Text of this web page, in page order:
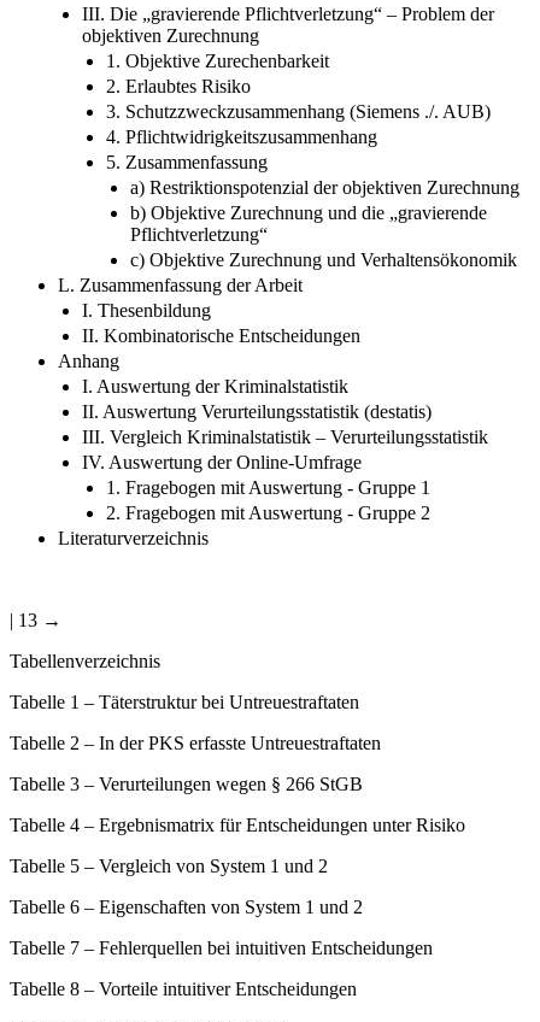
III. Die „gravierende Pflichtverletzung“ – Problem der
objektiven Zurechnung
1. Objektive Zurechenbarkeit
2. Erlaubtes Risiko
3. Schutzzweckzusammenhang (Siemens ./. AUB)
4. Pflichtwidrigkeitszusammenhang
5. Zusammenfassung
a) Restriktionspotenzial der objektiven Zurechnung
b) Objektive Zurechnung und die „gravierende
Pflichtverletzung“
c) Objektive Zurechnung und Verhaltensökonomik
L. Zusammenfassung der Arbeit
I. Thesenbildung
II. Kombinatorische Entscheidungen
Anhang
I. Auswertung der Kriminalstatistik
II. Auswertung Verurteilungsstatistik (destatis)
III. Vergleich Kriminalstatistik – Verurteilungsstatistik
IV. Auswertung der Online-Umfrage
1. Fragebogen mit Auswertung - Gruppe 1
2. Fragebogen mit Auswertung - Gruppe 2
Literaturverzeichnis
| 13 →
Tabellenverzeichnis
Tabelle 1 – Täterstruktur bei Untreuestraftaten
Tabelle 2 – In der PKS erfasste Untreuestraftaten
Tabelle 3 – Verurteilungen wegen § 266 StGB
Tabelle 4 – Ergebnismatrix für Entscheidungen unter Risiko
Tabelle 5 – Vergleich von System 1 und 2
Tabelle 6 – Eigenschaften von System 1 und 2
Tabelle 7 – Fehlerquellen bei intuitiven Entscheidungen
Tabelle 8 – Vorteile intuitiver Entscheidungen